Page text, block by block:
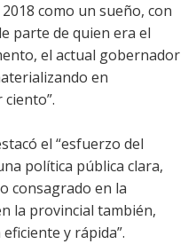
como un sueño, con
parte de quien era el
el actual gobernador
en
el “esfuerzo del
política pública clara,
consagrado en la
la provincial también,
y rápida”.